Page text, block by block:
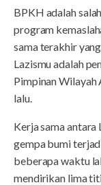
BPKH adalah
program
sama terakhir
Lazismu adalah
Pimpinan Wilayah
lalu.
Kerja sama
gempa bumi
beberapa waktu
mendirikan lima